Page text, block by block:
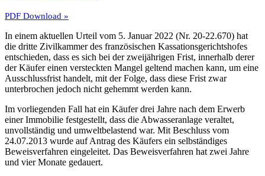
PDF Download »
In einem aktuellen Urteil vom 5. Januar 2022 (Nr. 20-22.670) hat
die dritte Zivilkammer des französischen Kassationsgerichtshofes
entschieden, dass es sich bei der zweijährigen Frist, innerhalb derer
der Käufer einen versteckten Mangel geltend machen kann, um eine
Ausschlussfrist handelt, mit der Folge, dass diese Frist zwar
unterbrochen jedoch nicht gehemmt werden kann.
Im vorliegenden Fall hat ein Käufer drei Jahre nach dem Erwerb
einer Immobilie festgestellt, dass die Abwasseranlage veraltet,
unvollständig und umweltbelastend war. Mit Beschluss vom
24.07.2013 wurde auf Antrag des Käufers ein selbständiges
Beweisverfahren eingeleitet. Das Beweisverfahren hat zwei Jahre
und vier Monate gedauert.